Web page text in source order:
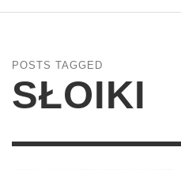
POSTS TAGGED
SŁOIKI